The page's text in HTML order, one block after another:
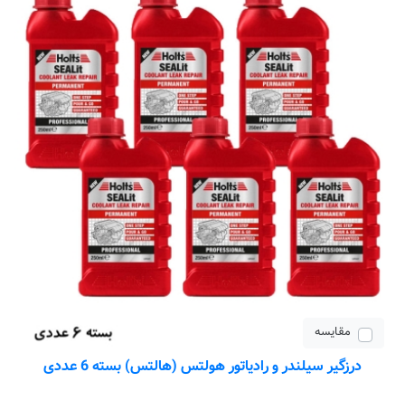
مقایسه
درزگیر سیلندر و رادیاتور هولتس (هالتس) بسته 6 عددی